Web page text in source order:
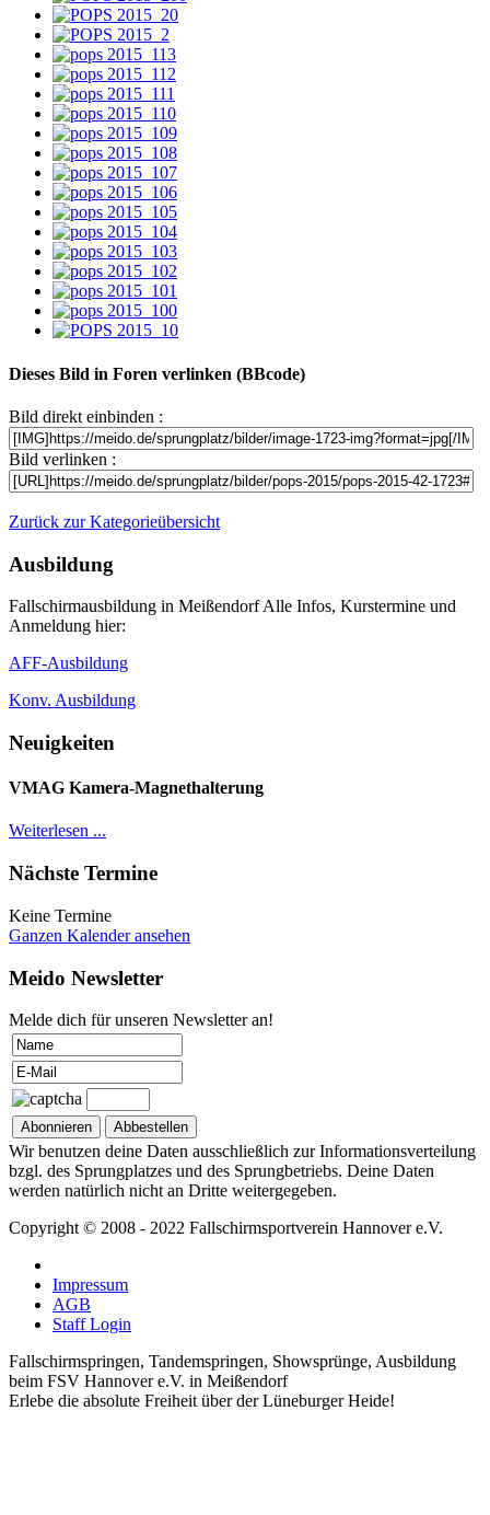
Dieses Bild in Foren verlinken (BBcode)
Bild direkt einbinden :
Bild verlinken :
Zurück zur Kategorieübersicht
Ausbildung
Fallschirmausbildung in Meißendorf Alle Infos, Kurstermine und
Anmeldung hier:
AFF-Ausbildung
Konv. Ausbildung
Neuigkeiten
VMAG Kamera-Magnethalterung
Weiterlesen ...
Nächste Termine
Keine Termine
Ganzen Kalender ansehen
Meido Newsletter
Melde dich für unseren Newsletter an!
Wir benutzen deine Daten ausschließlich zur Informationsverteilung
bzgl. des Sprungplatzes und des Sprungbetriebs. Deine Daten
werden natürlich nicht an Dritte weitergegeben.
Copyright © 2008 - 2022 Fallschirmsportverein Hannover e.V.
Impressum
AGB
Staff Login
Fallschirmspringen, Tandemspringen, Showsprünge, Ausbildung
beim FSV Hannover e.V. in Meißendorf
Erlebe die absolute Freiheit über der Lüneburger Heide!